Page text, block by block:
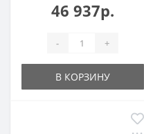
46 937р.
- +
В КОРЗИНУ